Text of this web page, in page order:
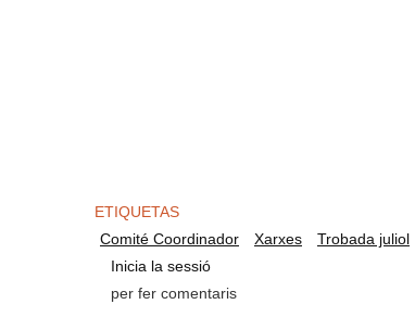
ETIQUETAS
Comité Coordinador
Xarxes
Trobada juliol
Inicia la sessió
per fer comentaris